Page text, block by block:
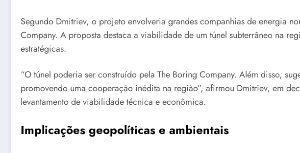
Segundo Dmitriev, o projeto envolveria grandes companhias de energia
Company. A proposta destaca a viabilidade de um túnel subterrâneo na
estratégicas.
“O túnel poderia ser construído pela The Boring Company. Além disso,
promovendo uma cooperação inédita na região”, afirmou Dmitriev, em
levantamento de viabilidade técnica e econômica.
Implicações geopolíticas e ambientais